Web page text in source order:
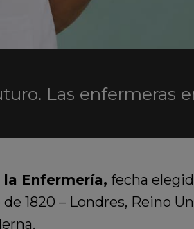
Las enfermeras
Enfermería, fecha
1820 – Londres, Reino